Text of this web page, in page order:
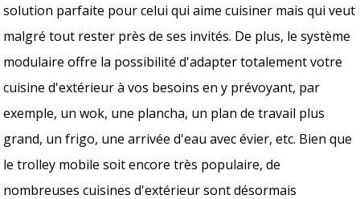
solution parfaite pour celui qui aime cuisiner mais qui veut
malgré tout rester près de ses invités. De plus, le système
modulaire offre la possibilité d'adapter totalement votre
cuisine d'extérieur à vos besoins en y prévoyant, par
exemple, un wok, une plancha, un plan de travail plus
grand, un frigo, une arrivée d'eau avec évier, etc. Bien que
le trolley mobile soit encore très populaire, de
nombreuses cuisines d'extérieur sont désormais